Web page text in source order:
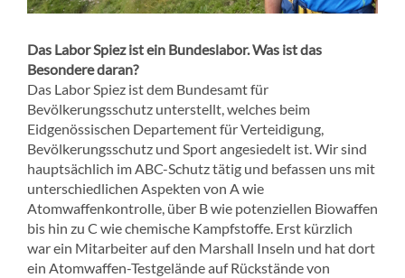
Das Labor Spiez ist ein Bundeslabor. Was ist das
Besondere daran?
Das Labor Spiez ist dem Bundesamt für
Bevölkerungsschutz unterstellt, welches beim
Eidgenössischen Departement für Verteidigung,
Bevölkerungsschutz und Sport angesiedelt ist. Wir sind
hauptsächlich im ABC-Schutz tätig und befassen uns mit
unterschiedlichen Aspekten von A wie
Atomwaffenkontrolle, über B wie potenziellen Biowaffen
bis hin zu C wie chemische Kampfstoffe. Erst kürzlich
war ein Mitarbeiter auf den Marshall Inseln und hat dort
ein Atomwaffen-Testgelände auf Rückstände von